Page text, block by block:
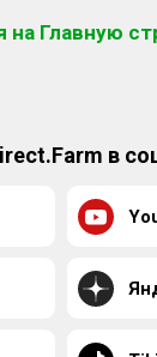
на Главную
в